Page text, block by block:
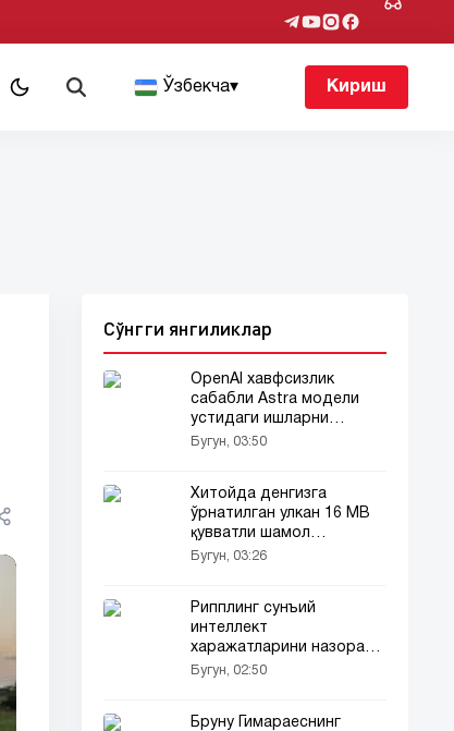
Ўзбекча▾ Кириш
Сўнгги янгиликлар
OpenAI хавфсизлик
сабабли Astra модели
устидаги ишларни
тўхтатди
Бугун, 03:50
Хитойда денгизга
ўрнатилган улкан 16 МВ
қувватли шамол
турбинаси ишга тушди
Бугун, 03:26
Рипплинг сунъий
интеллект
харажатларини назорат
қилувчи воситани тақдим
Бугун, 02:50
Бруну Гимараеснинг